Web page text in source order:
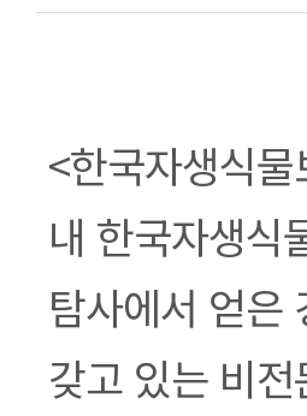
본문
<한국자생식
내 한국자생식
탐사에서 얻은
갖고 있는 비